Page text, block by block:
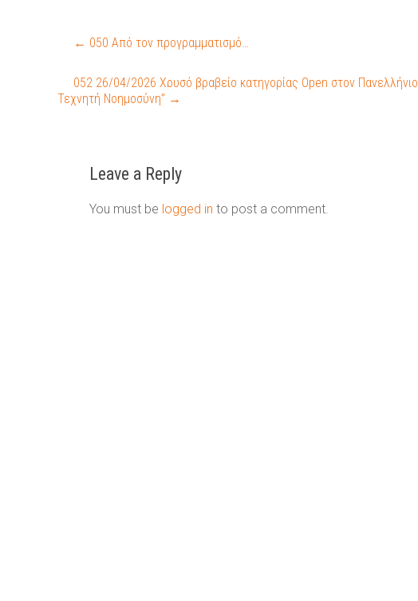
← 050 Από τον προγραμματισμό…
052 26/04/2026 Χρυσό βραβείο κατηγορίας Open στον
Τεχνητή Νοημοσύνη” →
Leave a Reply
You must be logged in to post a comment.